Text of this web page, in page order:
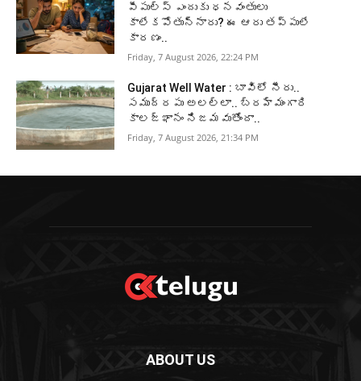
పీపుల్స్ ఎందుకు ధనవంతులు
కాలేకపోతున్నారు? ఈ ఆరు తప్పులే
కారణం..
Friday, 7 August 2026, 22:24 PM
Gujarat Well Water : బావిలో నీరు..
సముద్రపు అలల్లా.. బ్రహ్మంగారి
కాలజ్ఞానం నిజమవుతోందా..
Friday, 7 August 2026, 21:34 PM
ABOUT US